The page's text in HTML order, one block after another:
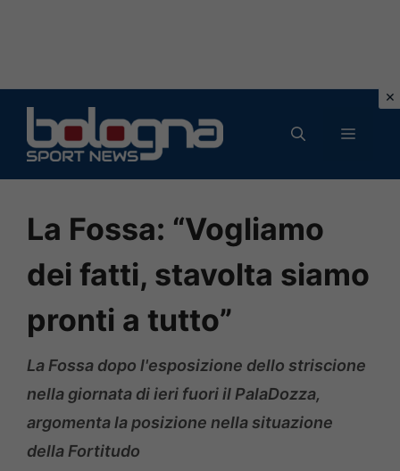
contenuto
MENU
La Fossa: “Vogliamo
dei fatti, stavolta siamo
pronti a tutto”
La Fossa dopo l'esposizione dello striscione
nella giornata di ieri fuori il PalaDozza,
argomenta la posizione nella situazione
della Fortitudo